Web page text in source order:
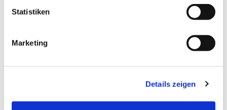
Statistiken
Marketing
Details zeigen